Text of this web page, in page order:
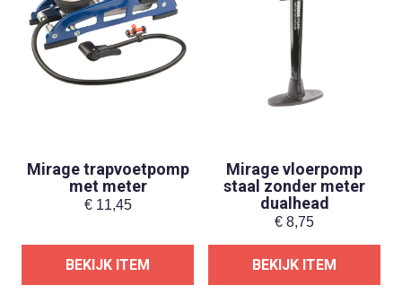
Mirage trapvoetpomp
met meter
€11,45
BEKIJK ITEM
Mirage vloerpomp
staal zonder meter
dualhead
€ 8,75
BEKIJK ITEM